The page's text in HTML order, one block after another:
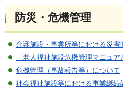
防災・危機管理
介護施設・事業所等における災
「老人福祉施設危機管理マニュ
危機管理（事故報告等）について
社会福祉施設等における事業継続